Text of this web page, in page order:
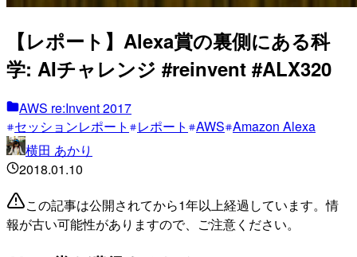
【レポート】Alexa賞の裏側にある科
学: AIチャレンジ #reinvent #ALX320
AWS re:Invent 2017
セッションレポート
レポート AWS Amazon Alexa
横田 あかり
2018.01.10
この記事は公開されてから1年以上経過しています。情
報が古い可能性がありますので、ご注意ください。